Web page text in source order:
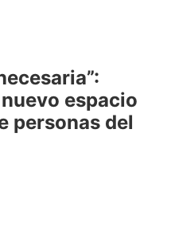
espacio
personas del